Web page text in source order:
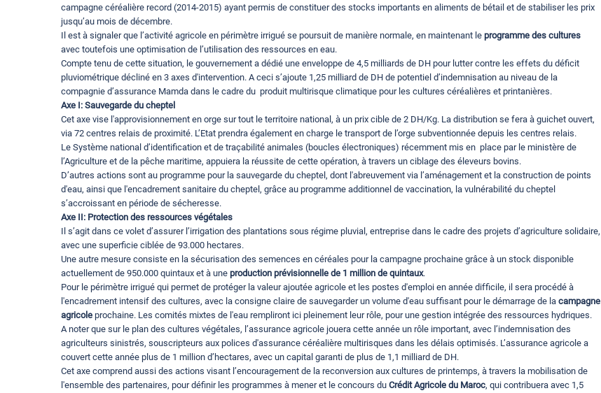
campagne céréalière record (2014-2015) ayant permis de constituer des stocks importants en aliments de bétail et de stabiliser les prix
jusqu’au mois de décembre.
Il est à signaler que l’activité agricole en périmètre irrigué se poursuit de manière normale, en maintenant le programme des cultures
avec toutefois une optimisation de l’utilisation des ressources en eau.
Compte tenu de cette situation, le gouvernement a dédié une enveloppe de 4,5 milliards de DH pour lutter contre les effets du déficit
pluviométrique décliné en 3 axes d'intervention. A ceci s’ajoute 1,25 milliard de DH de potentiel d’indemnisation au niveau de la
compagnie d’assurance Mamda dans le cadre du produit multirisque climatique pour les cultures céréalières et printanières.
Axe I: Sauvegarde du cheptel
Cet axe vise l'approvisionnement en orge sur tout le territoire national, à un prix cible de 2 DH/Kg. La distribution se fera à guichet ouvert,
via 72 centres relais de proximité. L’Etat prendra également en charge le transport de l’orge subventionnée depuis les centres relais.
Le Système national d’identification et de traçabilité animales (boucles électroniques) récemment mis en place par le ministère de
l’Agriculture et de la pêche maritime, appuiera la réussite de cette opération, à travers un ciblage des éleveurs bovins.
D’autres actions sont au programme pour la sauvegarde du cheptel, dont l'abreuvement via l’aménagement et la construction de points
d'eau, ainsi que l'encadrement sanitaire du cheptel, grâce au programme additionnel de vaccination, la vulnérabilité du cheptel
s’accroissant en période de sécheresse.
Axe II: Protection des ressources végétales
Il s’agit dans ce volet d’assurer l’irrigation des plantations sous régime pluvial, entreprise dans le cadre des projets d’agriculture solidaire,
avec une superficie ciblée de 93.000 hectares.
Une autre mesure consiste en la sécurisation des semences en céréales pour la campagne prochaine grâce à un stock disponible
actuellement de 950.000 quintaux et à une production prévisionnelle de 1 million de quintaux.
Pour le périmètre irrigué qui permet de protéger la valeur ajoutée agricole et les postes d'emploi en année difficile, il sera procédé à
l'encadrement intensif des cultures, avec la consigne claire de sauvegarder un volume d'eau suffisant pour le démarrage de la campagne
agricole prochaine. Les comités mixtes de l'eau rempliront ici pleinement leur rôle, pour une gestion intégrée des ressources hydriques.
A noter que sur le plan des cultures végétales, l’assurance agricole jouera cette année un rôle important, avec l’indemnisation des
agriculteurs sinistrés, souscripteurs aux polices d'assurance céréalière multirisques dans les délais optimisés. L’assurance agricole a
couvert cette année plus de 1 million d’hectares, avec un capital garanti de plus de 1,1 milliard de DH.
Cet axe comprend aussi des actions visant l’encouragement de la reconversion aux cultures de printemps, à travers la mobilisation de
l'ensemble des partenaires, pour définir les programmes à mener et le concours du Crédit Agricole du Maroc, qui contribuera avec 1,5